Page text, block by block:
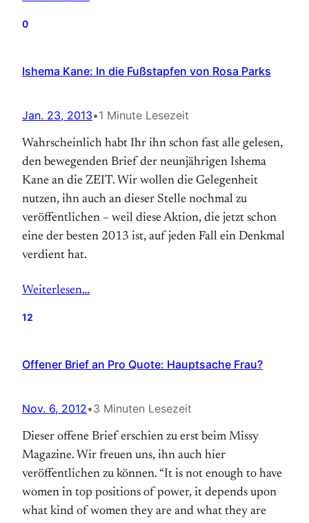
0
Ishema Kane: In die Fußstapfen von Rosa Parks
Jan. 23, 2013•1 Minute Lesezeit
Wahrscheinlich habt Ihr ihn schon fast alle gelesen,
den bewegenden Brief der neunjährigen Ishema
Kane an die ZEIT. Wir wollen die Gelegenheit
nutzen, ihn auch an dieser Stelle nochmal zu
veröffentlichen – weil diese Aktion, die jetzt schon
eine der besten 2013 ist, auf jeden Fall ein Denkmal
verdient hat.
Weiterlesen…
12
Offener Brief an Pro Quote: Hauptsache Frau?
Nov. 6, 2012•3 Minuten Lesezeit
Dieser offene Brief erschien zu erst beim Missy
Magazine. Wir freuen uns, ihn auch hier
veröffentlichen zu können. “It is not enough to have
women in top positions of power, it depends upon
what kind of women they are and what they are